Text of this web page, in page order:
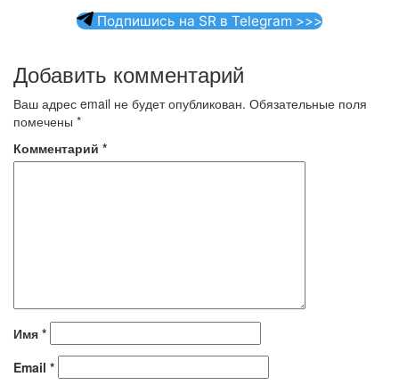
Подпишись на SR в Telegram >>>
Добавить комментарий
Ваш адрес email не будет опубликован. Обязательные поля
помечены *
Комментарий *
Имя *
Email *